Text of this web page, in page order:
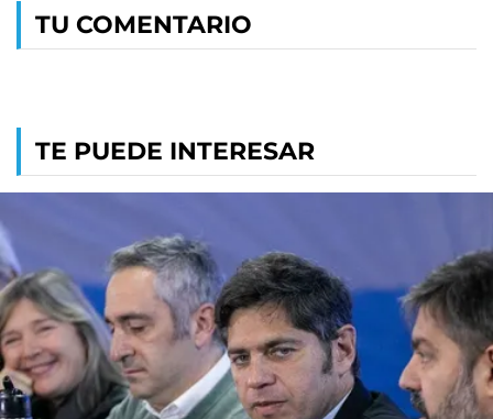
TU COMENTARIO
TE PUEDE INTERESAR